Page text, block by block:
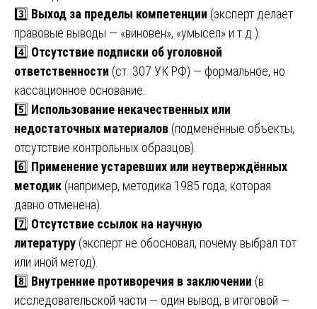
3️⃣ Выход за пределы компетенции (эксперт делает
правовые выводы — «виновен», «умысел» и т.д.).
4️⃣ Отсутствие подписки об уголовной
ответственности (ст. 307 УК РФ) — формальное, но
кассационное основание.
5️⃣ Использование некачественных или
недостаточных материалов (подменённые объекты,
отсутствие контрольных образцов).
6️⃣ Применение устаревших или неутверждённых
методик (например, методика 1985 года, которая
давно отменена).
7️⃣ Отсутствие ссылок на научную
литературу (эксперт не обосновал, почему выбрал тот
или иной метод).
8️⃣ Внутренние противоречия в заключении (в
исследовательской части — один вывод, в итоговой —